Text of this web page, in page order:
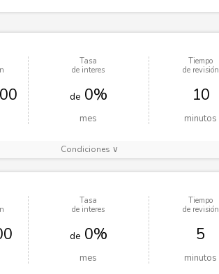
Tasa
de interes
de0%
mes
Tiempo
de revisión
10
minutos
Condiciones ∨
Tasa
de interes
de0%
mes
Tiempo
de revisión
5
minutos